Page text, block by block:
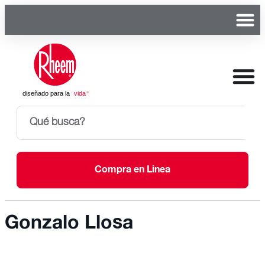
Compra en Linea
Gonzalo Llosa